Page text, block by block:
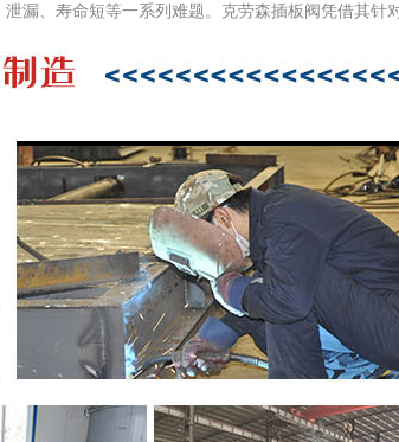
漏、寿命短等一系列难题。克劳森插板阀凭借其针